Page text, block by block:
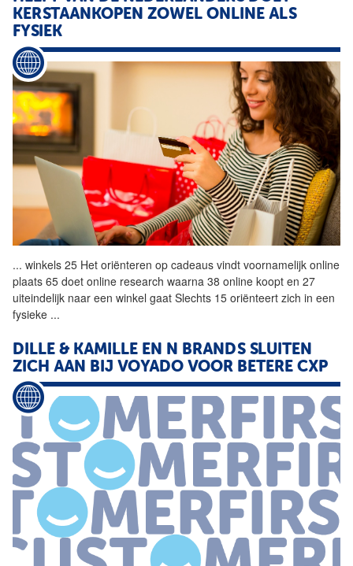
KERSTAANKOPEN ZOWEL ONLINE ALS
FYSIEK
... winkels 25 Het oriënteren op cadeaus vindt voornamelijk online
plaats 65 doet online research waarna 38 online koopt en 27
uiteindelijk naar een winkel gaat Slechts 15 oriënteert zich in een
fysieke ...
DILLE & KAMILLE EN N BRANDS SLUITEN
ZICH AAN BIJ VOYADO VOOR BETERE CXP